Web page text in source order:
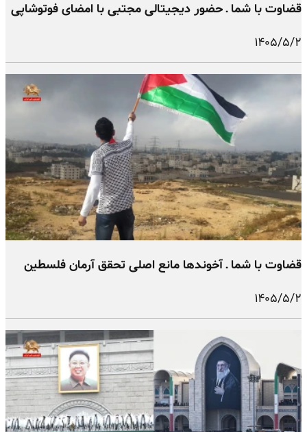
قضاوت با شما ـ حضور دیجیتالی مجتبی با امضای فوتوشاپی
۱۴۰۵/۵/۲
قضاوت با شما ـ آخوندها مانع اصلی تحقق آرمان فلسطین
۱۴۰۵/۵/۲